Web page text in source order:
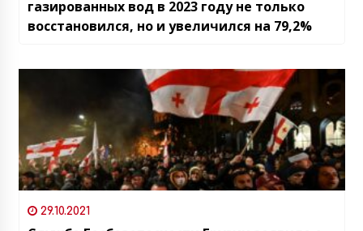
газированных вод в 2023 году не только
восстановился, но и увеличился на 79,2%
29.10.2021